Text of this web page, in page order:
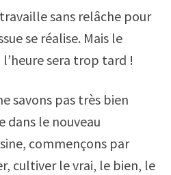
sans relâche pour
se réalise. Mais le
sera trop tard !
savons pas très bien
dans le nouveau
commençons par
cultiver le vrai, le bien, le